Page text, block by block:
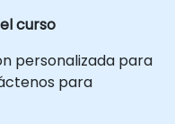
curso
personalizada para
para